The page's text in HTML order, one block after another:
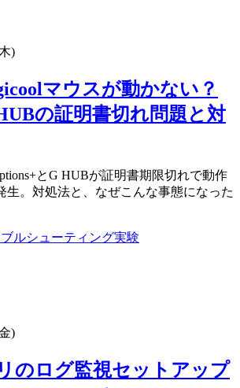
)
マウスが動かない？
の証明書切れ問題と対
とG HUBが証明書期限切れで動作
生。対処法と、なぜこんな事態になった
ブルシューティング実験
)
のログ監視セットアップ